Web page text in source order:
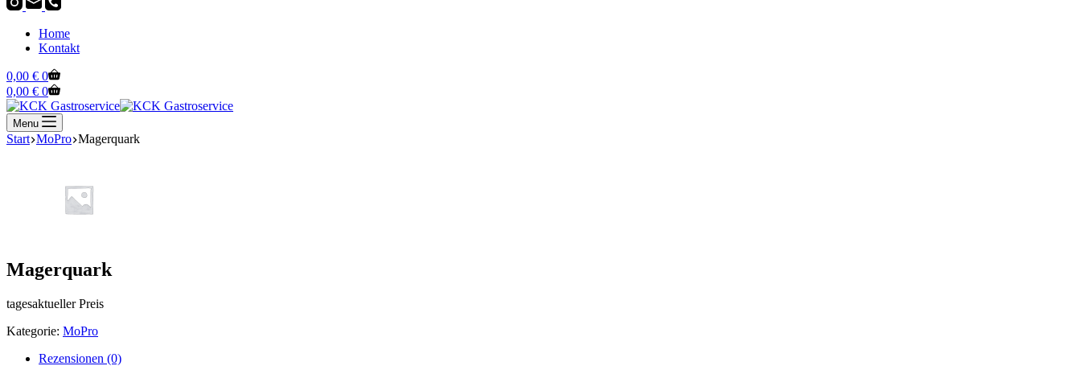
Home
Kontakt
Warenkorb
0,00 € 0
Warenkorb
0,00 € 0
Menu
Start MoPro Magerquark
Magerquark
tagesaktueller Preis
Kategorie: MoPro
Rezensionen (0)